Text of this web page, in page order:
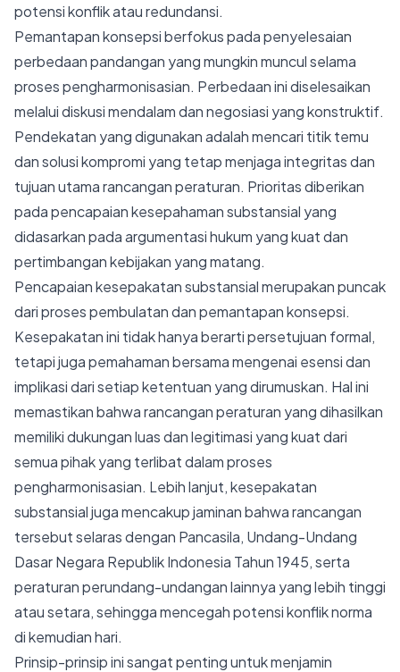
potensi konflik atau redundansi.
Pemantapan konsepsi berfokus pada penyelesaian
perbedaan pandangan yang mungkin muncul selama
proses pengharmonisasian. Perbedaan ini diselesaikan
melalui diskusi mendalam dan negosiasi yang konstruktif.
Pendekatan yang digunakan adalah mencari titik temu
dan solusi kompromi yang tetap menjaga integritas dan
tujuan utama rancangan peraturan. Prioritas diberikan
pada pencapaian kesepahaman substansial yang
didasarkan pada argumentasi hukum yang kuat dan
pertimbangan kebijakan yang matang.
Pencapaian kesepakatan substansial merupakan puncak
dari proses pembulatan dan pemantapan konsepsi.
Kesepakatan ini tidak hanya berarti persetujuan formal,
tetapi juga pemahaman bersama mengenai esensi dan
implikasi dari setiap ketentuan yang dirumuskan. Hal ini
memastikan bahwa rancangan peraturan yang dihasilkan
memiliki dukungan luas dan legitimasi yang kuat dari
semua pihak yang terlibat dalam proses
pengharmonisasian. Lebih lanjut, kesepakatan
substansial juga mencakup jaminan bahwa rancangan
tersebut selaras dengan Pancasila, Undang-Undang
Dasar Negara Republik Indonesia Tahun 1945, serta
peraturan perundang-undangan lainnya yang lebih tinggi
atau setara, sehingga mencegah potensi konflik norma
di kemudian hari.
Prinsip-prinsip ini sangat penting untuk menjamin